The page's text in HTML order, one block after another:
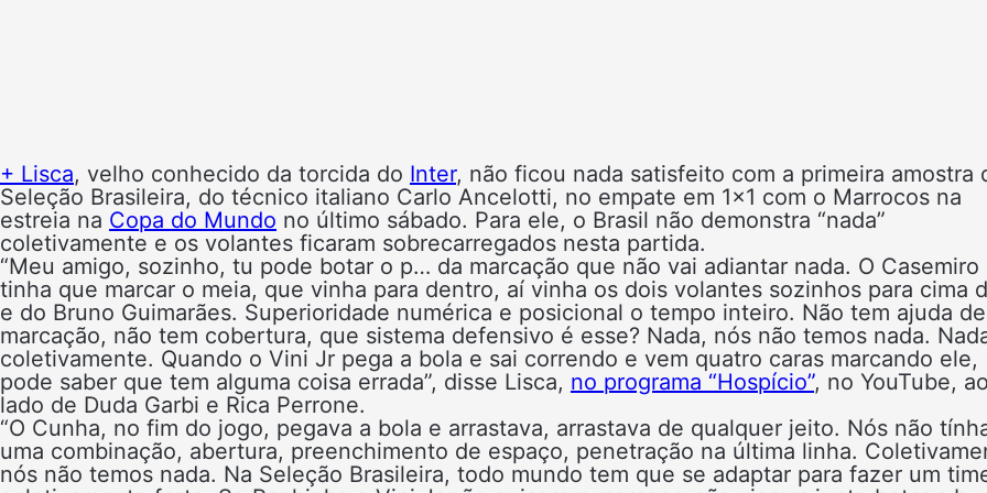
+ Lisca, velho conhecido da torcida do Inter, não ficou nada satisfeito com a primeira amostra
Seleção Brasileira, do técnico italiano Carlo Ancelotti, no empate em 1×1 com o Marrocos na
estreia na Copa do Mundo no último sábado. Para ele, o Brasil não demonstra “nada”
coletivamente e os volantes ficaram sobrecarregados nesta partida.
“Meu amigo, sozinho, tu pode botar o p… da marcação que não vai adiantar nada. O Casemiro
tinha que marcar o meia, que vinha para dentro, aí vinha os dois volantes sozinhos para cima
e do Bruno Guimarães. Superioridade numérica e posicional o tempo inteiro. Não tem ajuda de
marcação, não tem cobertura, que sistema defensivo é esse? Nada, nós não temos nada.
coletivamente. Quando o Vini Jr pega a bola e sai correndo e vem quatro caras marcando ele,
pode saber que tem alguma coisa errada”, disse Lisca, no programa “Hospício”, no YouTube, ao
lado de Duda Garbi e Rica Perrone.
“O Cunha, no fim do jogo, pegava a bola e arrastava, arrastava de qualquer jeito. Nós não
uma combinação, abertura, preenchimento de espaço, penetração na última linha.
nós não temos nada. Na Seleção Brasileira, todo mundo tem que se adaptar para fazer um